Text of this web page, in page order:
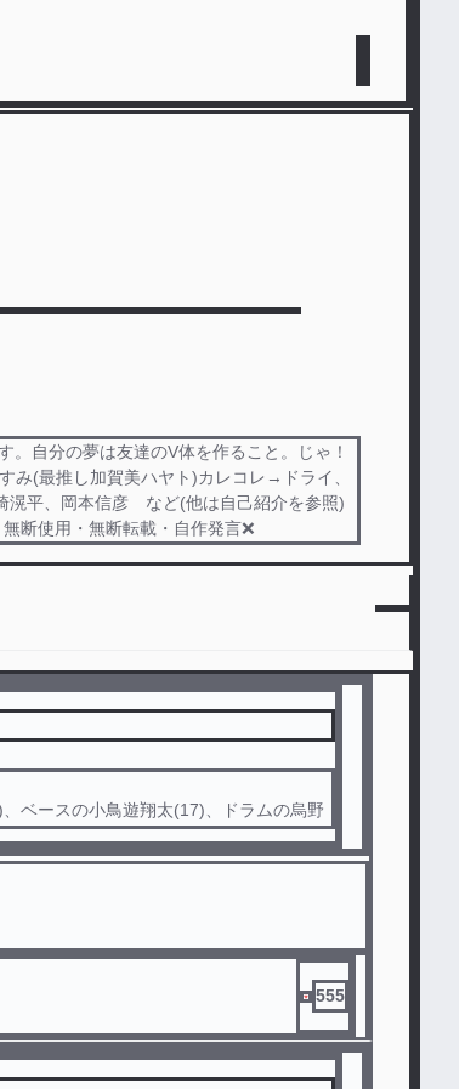
自分の夢は友達のV体を作ること。じゃ！
(最推し加賀美ハヤト)カレコレ→ドライ、
平、岡本信彦 など(他は自己紹介を参照)
断使用・無断転載・自作発言❌
ベースの小鳥遊翔太(17)、ドラムの烏野
。この4人のバンドグループ、Flight。
アガれ！叫べ！暴れろ！！Fight!! Flight!
あまりございません)
555